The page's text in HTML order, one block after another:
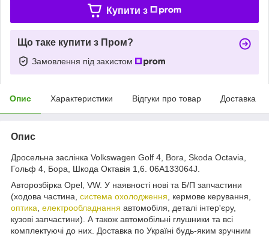
Купити з
Що таке купити з Пром?
Замовлення під захистом
Опис Характеристики Відгуки про товар Доставка
Опис
Дросельна заслінка Volkswagen Golf 4, Bora, Skoda Octavia,
Гольф 4, Бора, Шкода Октавія 1,6. 06A133064J.
Авторозбірка Opel, VW. У наявності нові та Б/П запчастини
(ходова частина, система охолодження , кермове керування,
оптика електрообладнання автомобіля, деталі інтер'єру,
кузові запчастини). А також автомобільні глушники та всі
комплектуючі до них. Доставка по Україні будь-яким зручним